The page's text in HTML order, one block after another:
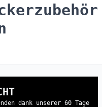
dank unserer 60 Tage